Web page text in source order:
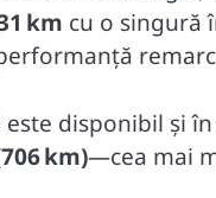
km cu o singură
este disponibil și
km)—cea mai